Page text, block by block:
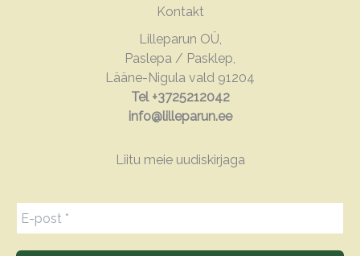
Kontakt
Lilleparun OÜ,
Paslepa / Pasklep,
Lääne-Nigula vald 91204
Tel +3725212042
info@lilleparun.ee
Liitu meie uudiskirjaga